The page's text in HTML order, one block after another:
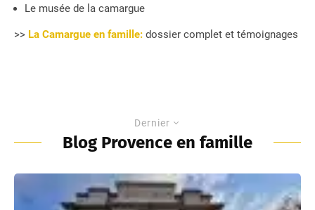
Le musée de la camargue
>> La Camargue en famille: dossier complet et témoignages
Dernier
Blog Provence en famille